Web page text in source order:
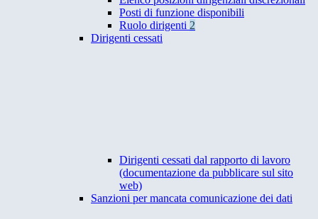
Posti di funzione disponibili
Ruolo dirigenti 2
Dirigenti cessati
Dirigenti cessati dal rapporto di lavoro
(documentazione da pubblicare sul sito
web)
Sanzioni per mancata comunicazione dei dati